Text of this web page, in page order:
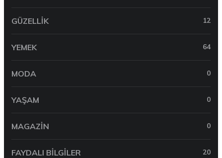
GÜZELLIK 12
YEMEK 64
MODA 0
YAŞAM 0
MAGAZIN 0
FAYDALI BILGILER 20